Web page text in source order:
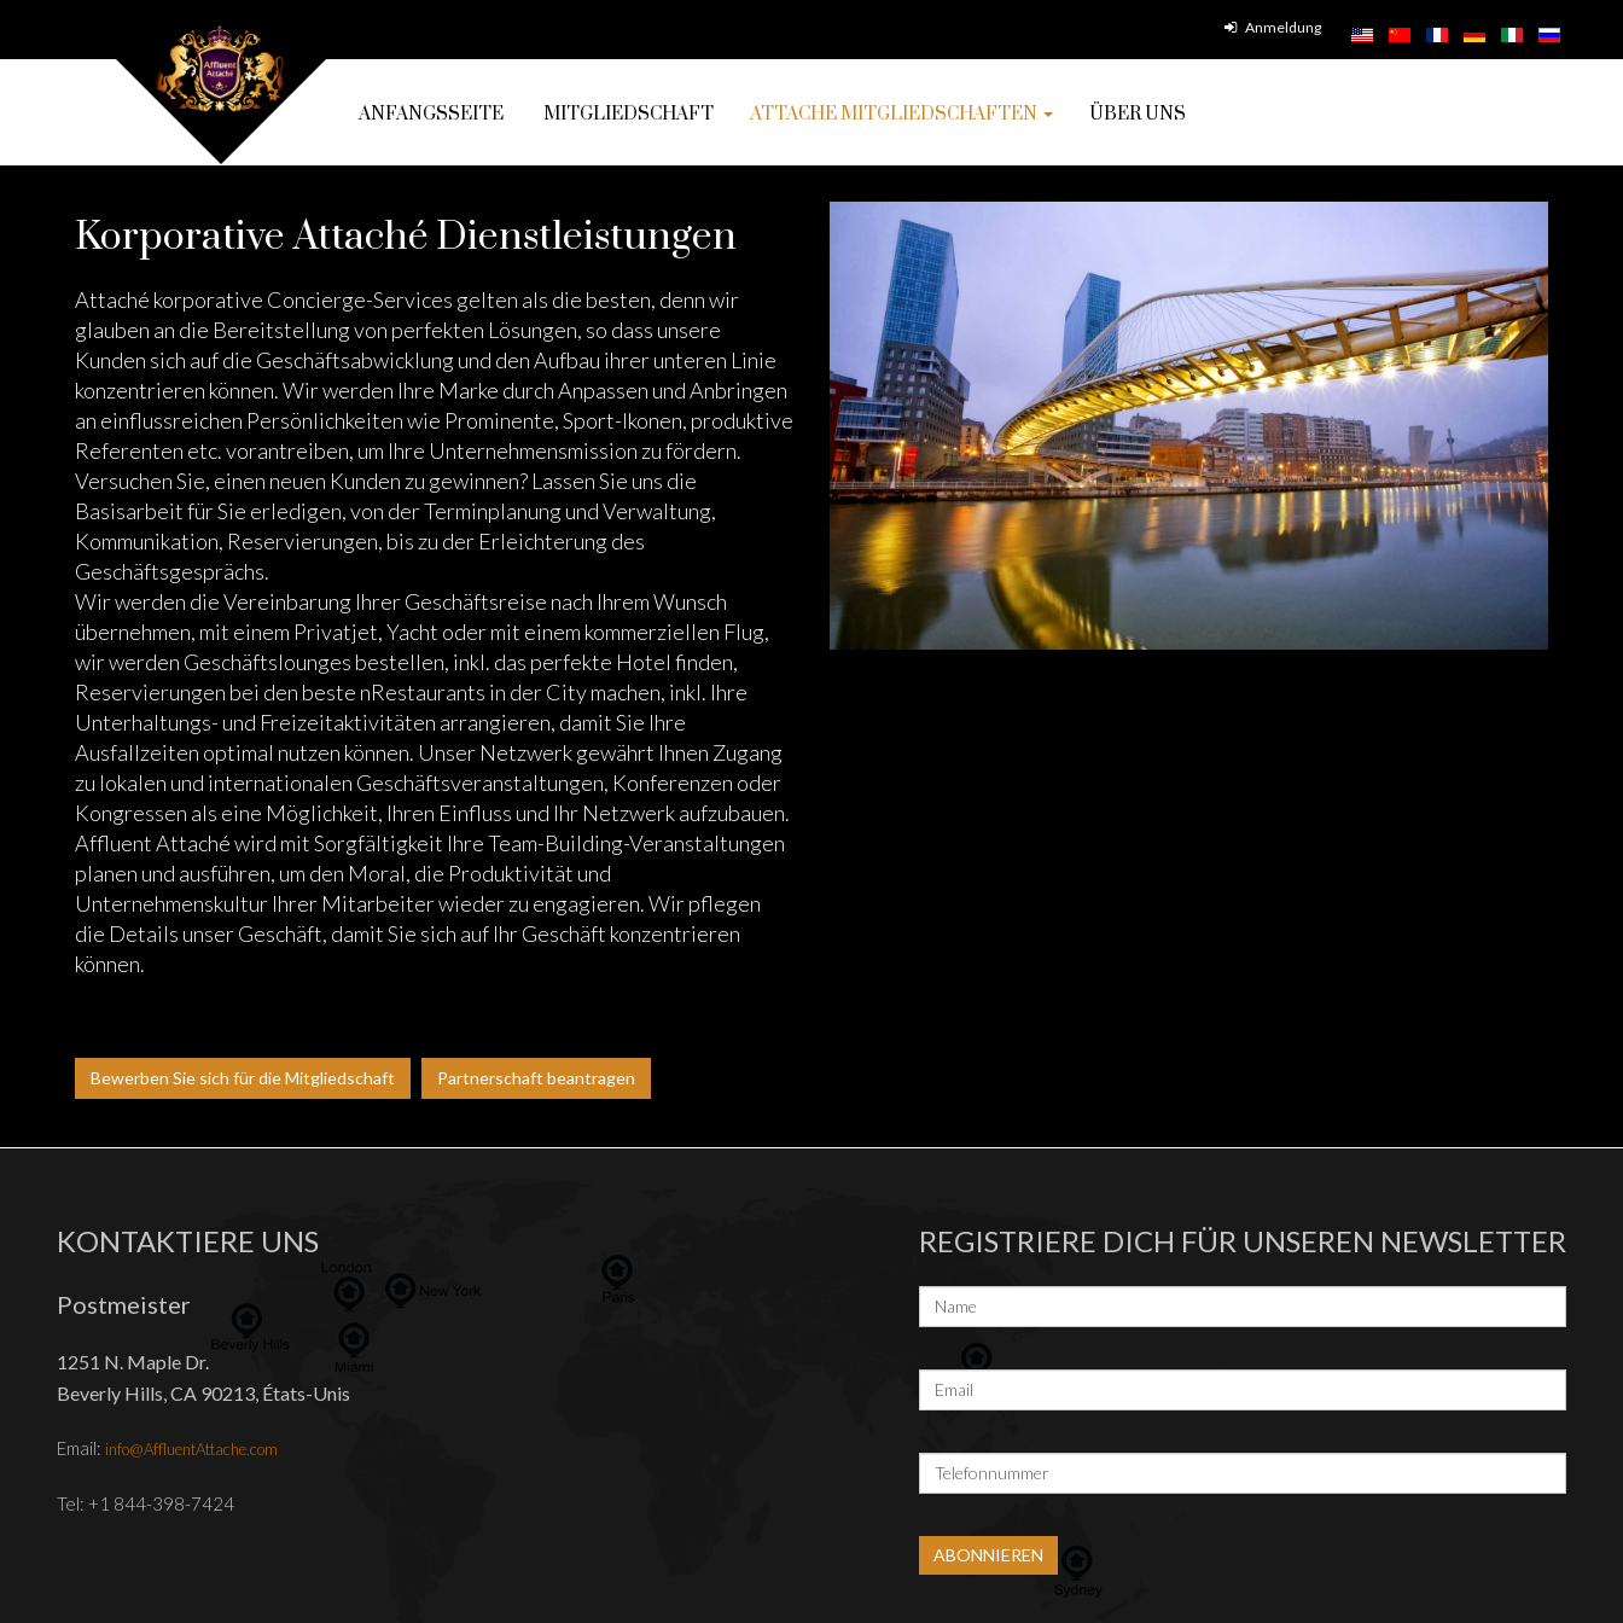
Anmeldung
ANFANGSSEITE MITGLIEDSCHAFT ATTACHE MITGLIEDSCHAFTEN ÜBER UNS
Korporative Attaché Dienstleistungen
Attaché korporative Concierge-Services gelten als die besten, denn wir
glauben an die Bereitstellung von perfekten Lösungen, so dass unsere
Kunden sich auf die Geschäftsabwicklung und den Aufbau ihrer unteren Linie
konzentrieren können. Wir werden Ihre Marke durch Anpassen und Anbringen
an einflussreichen Persönlichkeiten wie Prominente, Sport-Ikonen, produktive
Referenten etc. vorantreiben, um Ihre Unternehmensmission zu fördern.
Versuchen Sie, einen neuen Kunden zu gewinnen? Lassen Sie uns die
Basisarbeit für Sie erledigen, von der Terminplanung und Verwaltung,
Kommunikation, Reservierungen, bis zu der Erleichterung des
Geschäftsgesprächs.
Wir werden die Vereinbarung Ihrer Geschäftsreise nach Ihrem Wunsch
übernehmen, mit einem Privatjet, Yacht oder mit einem kommerziellen Flug,
wir werden Geschäftslounges bestellen, inkl. das perfekte Hotel finden,
Reservierungen bei den beste nRestaurants in der City machen, inkl. Ihre
Unterhaltungs- und Freizeitaktivitäten arrangieren, damit Sie Ihre
Ausfallzeiten optimal nutzen können. Unser Netzwerk gewährt Ihnen Zugang
zu lokalen und internationalen Geschäftsveranstaltungen, Konferenzen oder
Kongressen als eine Möglichkeit, Ihren Einfluss und Ihr Netzwerk aufzubauen.
Affluent Attaché wird mit Sorgfältigkeit Ihre Team-Building-Veranstaltungen
planen und ausführen, um den Moral, die Produktivität und
Unternehmenskultur Ihrer Mitarbeiter wieder zu engagieren. Wir pflegen
die Details unser Geschäft, damit Sie sich auf Ihr Geschäft konzentrieren
können.
Bewerben Sie sich für die Mitgliedschaft Partnerschaft beantragen
KONTAKTIERE UNS
Postmeister
1251 N. Maple Dr.
Beverly Hills, CA 90213, États-Unis
Email: info@AffluentAttache.com
Tel: +1 844-398-7424
REGISTRIERE DICH FÜR UNSEREN NEWSLETTER